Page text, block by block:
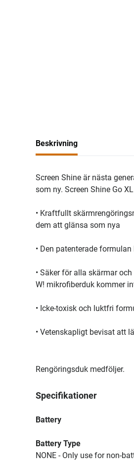
Beskrivning
Screen Shine är nästa
som ny. Screen Shine Go
• Kraftfullt
dem att glänsa som nya
• Den patenterade
• Säker för alla skärmar
W! mikrofiberduk kommer
• Icke-toxisk och luktfri
• Vetenskapligt bevisat att
Rengöringsduk medföljer.
Specifikationer
Battery
Battery Type
NONE - Only use for non-